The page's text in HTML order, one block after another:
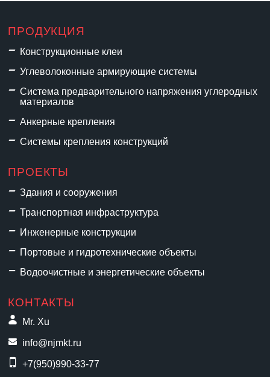
ПРОДУКЦИЯ
Конструкционные клеи
Углеволоконные армирующие системы
Система предварительного напряжения углеродных
материалов
Анкерные крепления
Системы крепления конструкций
ПРОЕКТЫ
Здания и сооружения
Транспортная инфраструктура
Инженерные конструкции
Портовые и гидротехнические объекты
Водоочистные и энергетические объекты
КОНТАКТЫ
Mr. Xu
info@njmkt.ru
+7(950)990-33-77
capacity.Factory direct wholesale
prices for bulk procurement.
We have prepared Chinese
snacks, logo souvenirs and full
WhatsApp Hotlines: 080 36005371
| 86 13813833394 | 86